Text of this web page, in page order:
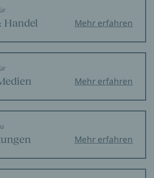
Handel Mehr erfahren
Mehr erfahren
Mehr erfahren